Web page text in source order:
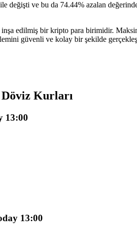
değişti ve bu da 74.44% azalan
edilmiş bir kripto para birimidir.
güvenli ve kolay bir şekilde
Kurları
13:00
13:00